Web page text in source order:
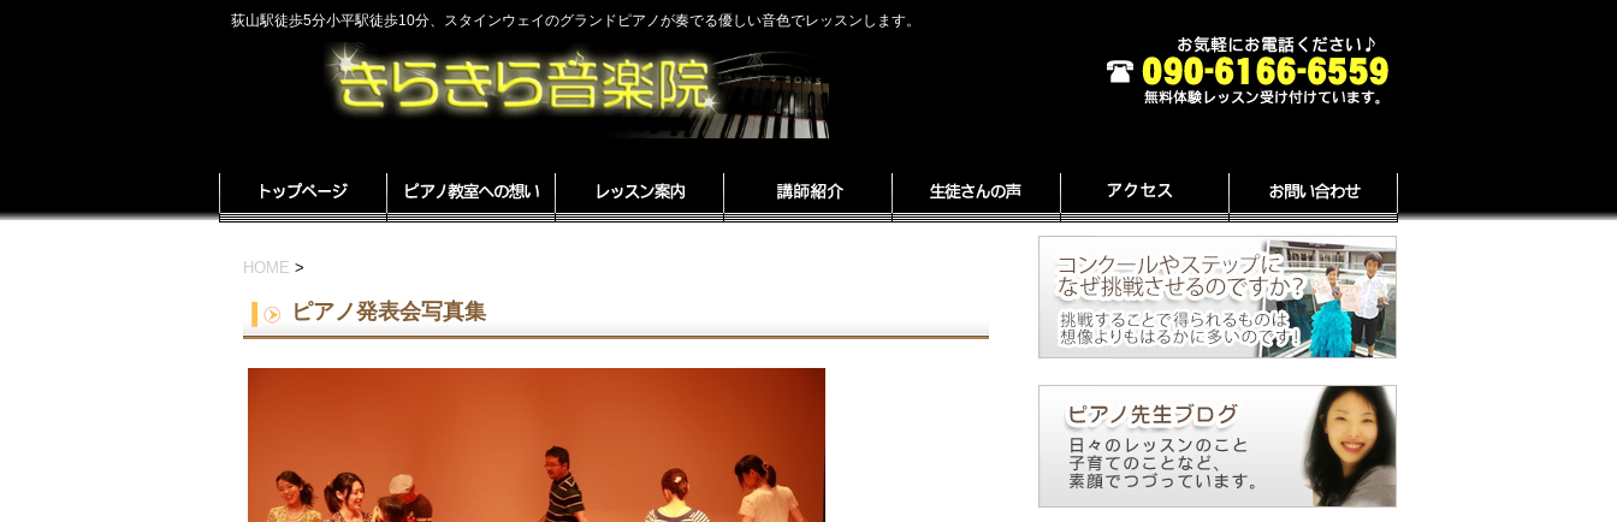
荻山駅徒歩5分小平駅徒歩10分、スタインウェイのグランドピアノが奏でる優しい音色でレッスンします。
HOME >
ピアノ発表会写真集